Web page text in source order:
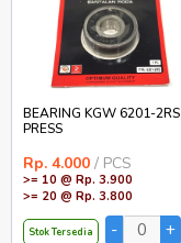
BEARING KGW 6201-2RS
PRESS
Rp. 4.000 / PCS
>= 10 @ Rp. 3.900
>= 20 @ Rp. 3.800
Stok Tersedia